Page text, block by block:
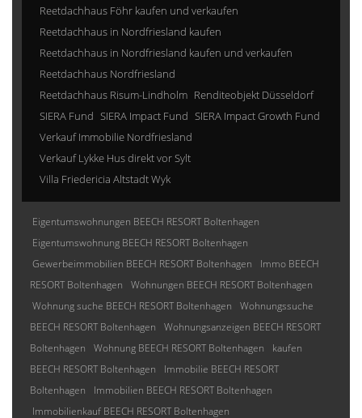
Reetdachhaus Föhr kaufen und verkaufen
Reetdachhaus in Nordfriesland kaufen
Reetdachhaus in Nordfriesland kaufen und verkaufen
Reetdachhaus Nordfriesland
Reetdachhaus Risum-Lindholm Renditeobjekt Düsseldorf
SIERA Fund SIERA Impact Fund SIERA Impact Growth Fund
Verkauf Immobilie Nordfriesland
Verkauf Lykke Hus direkt vor Sylt
Villa Friedericia Altstadt Wyk
Eigentumswohnungen BEECH RESORT Boltenhagen
Eigentumswohnung BEECH RESORT Boltenhagen
Gewerbeimmobilien BEECH RESORT Boltenhagen
Immo BEECH
RESORT Boltenhagen
Wohnungen BEECH RESORT Boltenhagen
Wohnung suche BEECH RESORT Boltenhagen
Wohnungssuche
BEECH RESORT Boltenhagen
Wohnungsanzeigen BEECH RESORT
Boltenhagen
Wohnung BEECH RESORT Boltenhagen
kaufen
BEECH RESORT Boltenhagen
Immobilie BEECH RESORT
Boltenhagen
Immobilien BEECH RESORT Boltenhagen
Immobilienkauf BEECH RESORT Boltenhagen